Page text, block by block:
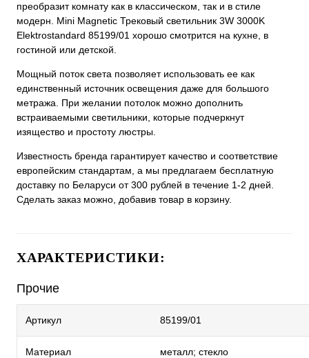
преобразит комнату как в классическом, так и в стиле
модерн. Mini Magnetic Трековый светильник 3W 3000K
Elektrostandard 85199/01 хорошо смотрится на кухне, в
гостиной или детской.
Мощный поток света позволяет использовать ее как
единственный источник освещения даже для большого
метража. При желании потолок можно дополнить
встраиваемыми светильники, которые подчеркнут
изящество и простоту люстры.
Известность бренда гарантирует качество и соответствие
европейским стандартам, а мы предлагаем бесплатную
доставку по Беларуси от 300 рублей в течение 1-2 дней.
Сделать заказ можно, добавив товар в корзину.
ХАРАКТЕРИСТИКИ:
Прочие
Артикул 85199/01
Материал металл; стекло